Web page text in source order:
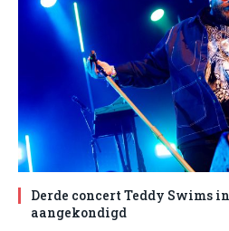
Derde concert Teddy Swims
aangekondigd